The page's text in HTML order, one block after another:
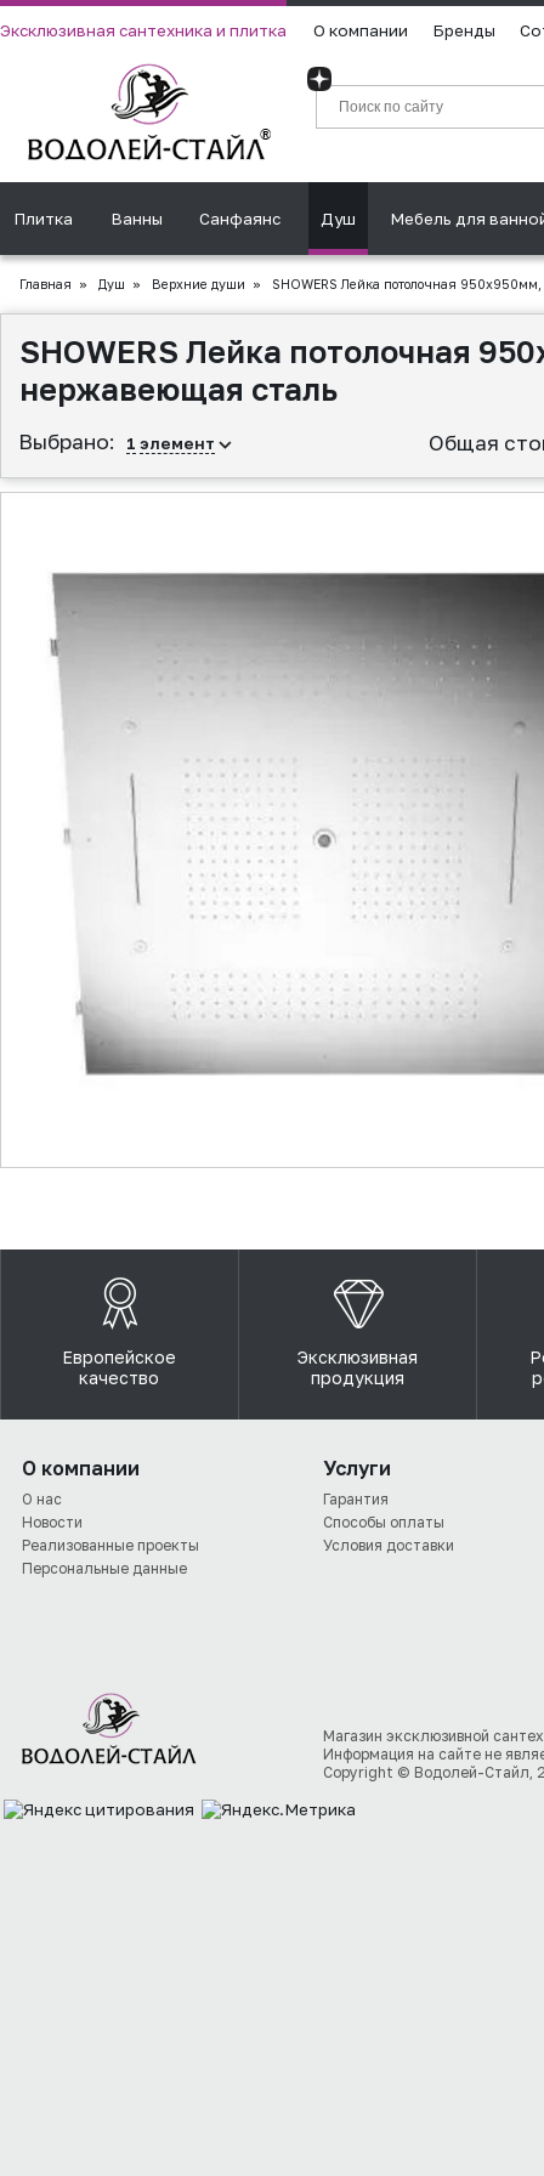
Эксклюзивная сантехника и плитка О компании Бренды
Плитка Ванны Санфаянс Душ Мебель для
Главная » Душ » Верхние души » SHOWERS Лейка потолочная
SHOWERS Лейка потолочная
нержавеющая сталь
Выбрано: 1 элемент Общая
Европейское
качество
Эксклюзивная
продукция
О компании
О нас
Новости
Реализованные проекты
Персональные данные
Услуги
Гарантия
Способы оплаты
Условия доставки
Магазин эксклюзивной
Информация на сайте не
Copyright © Водолей-Стайл,